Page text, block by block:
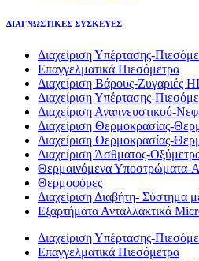
ΔΙΑΓΝΩΣΤΙΚΕΣ ΣΥΣΚΕΥΕΣ
Διαχείριση Υπέρτασης-
Επαγγελματικά Πιεσόμετρα
Διαχείριση Βάρους-Ζυγαριές
Διαχείριση Υπέρτασης-
Διαχείριση Αναπνευστικού-
Διαχείριση Θερμοκρασίας-
Διαχείριση Θερμοκρασίας-
Διαχείριση Άσθματος-
Θερμαινόμενα Υποστρώματα-
Θερμοφόρες
Διαχείριση Διαβήτη- Σύστημα
Εξαρτήματα Ανταλλακτικά
Διαχείριση Υπέρτασης-
Επαγγελματικά Πιεσόμετρα